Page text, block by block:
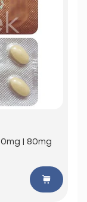
| 80mg